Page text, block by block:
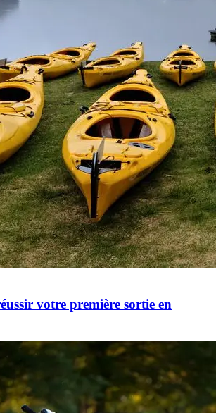
votre première sortie en